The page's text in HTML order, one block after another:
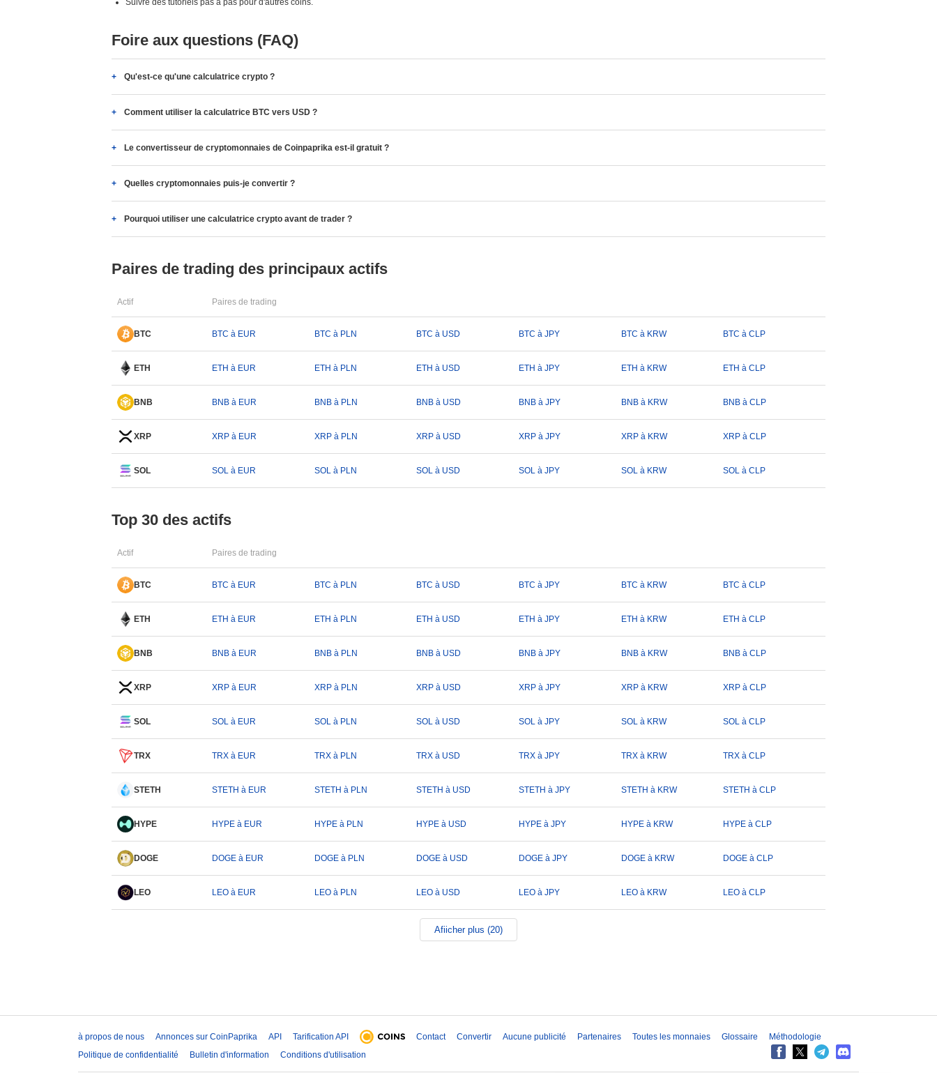
Suivre des tutoriels pas à pas pour d'autres coins.
Foire aux questions (FAQ)
Qu'est-ce qu'une calculatrice crypto ?
Comment utiliser la calculatrice BTC vers USD ?
Le convertisseur de cryptomonnaies de Coinpaprika est-il gratuit ?
Quelles cryptomonnaies puis-je convertir ?
Pourquoi utiliser une calculatrice crypto avant de trader ?
Paires de trading des principaux actifs
Actif Paires de trading
BTC BTC à EUR BTC à PLN BTC à USD BTC à JPY BTC à KRW BTC à CLP
ETH ETH à EUR ETH à PLN ETH à USD ETH à JPY ETH à KRW ETH à CLP
BNB BNB à EUR BNB à PLN BNB à USD BNB à JPY BNB à KRW BNB à CLP
XRP XRP à EUR XRP à PLN XRP à USD XRP à JPY XRP à KRW XRP à CLP
SOL SOL à EUR SOL à PLN SOL à USD SOL à JPY SOL à KRW SOL à CLP
Top 30 des actifs
Actif Paires de trading
BTC BTC à EUR BTC à PLN BTC à USD BTC à JPY BTC à KRW BTC à CLP
ETH ETH à EUR ETH à PLN ETH à USD ETH à JPY ETH à KRW ETH à CLP
BNB BNB à EUR BNB à PLN BNB à USD BNB à JPY BNB à KRW BNB à CLP
XRP XRP à EUR XRP à PLN XRP à USD XRP à JPY XRP à KRW XRP à CLP
SOL SOL à EUR SOL à PLN SOL à USD SOL à JPY SOL à KRW SOL à CLP
TRX TRX à EUR TRX à PLN TRX à USD TRX à JPY TRX à KRW TRX à CLP
STETH STETH à EUR STETH à PLN STETH à USD STETH à JPY STETH à KRW STETH à CLP
HYPE HYPE à EUR HYPE à PLN HYPE à USD HYPE à JPY HYPE à KRW HYPE à CLP
DOGE DOGE à EUR DOGE à PLN DOGE à USD DOGE à JPY DOGE à KRW DOGE à CLP
LEO LEO à EUR LEO à PLN LEO à USD LEO à JPY LEO à KRW LEO à CLP
Afiicher plus (20)
à propos de nous Annonces sur CoinPaprika API Tarification API Contact Convertir Aucune publicité Partenaires Toutes les monnaies Glossaire
Méthodologie
Politique de confidentialité
Bulletin d'information Conditions d'utilisation